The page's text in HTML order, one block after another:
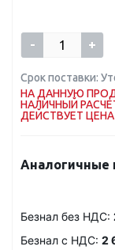
- +
Срок поставки:
НА ДАННУЮ
НАЛИЧНЫЙ
ДЕЙСТВУЕТ
Аналогичные
Безнал без НДС:
Безнал с НДС: 2